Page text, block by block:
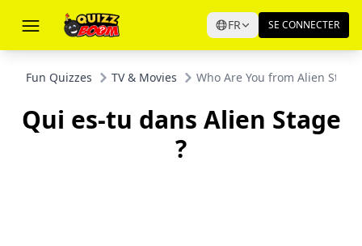
FR SE CONNECTER
Fun Quizzes TV & Movies Who Are You from Alien
Qui es-tu dans Alien Stage
?